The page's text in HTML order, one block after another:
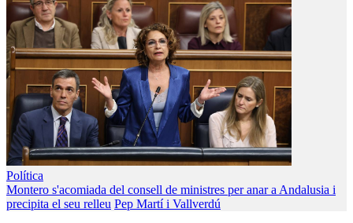
Política
Montero s'acomiada del consell de ministres per anar a Andalusia i
precipita el seu relleu Pep Martí i Vallverdú